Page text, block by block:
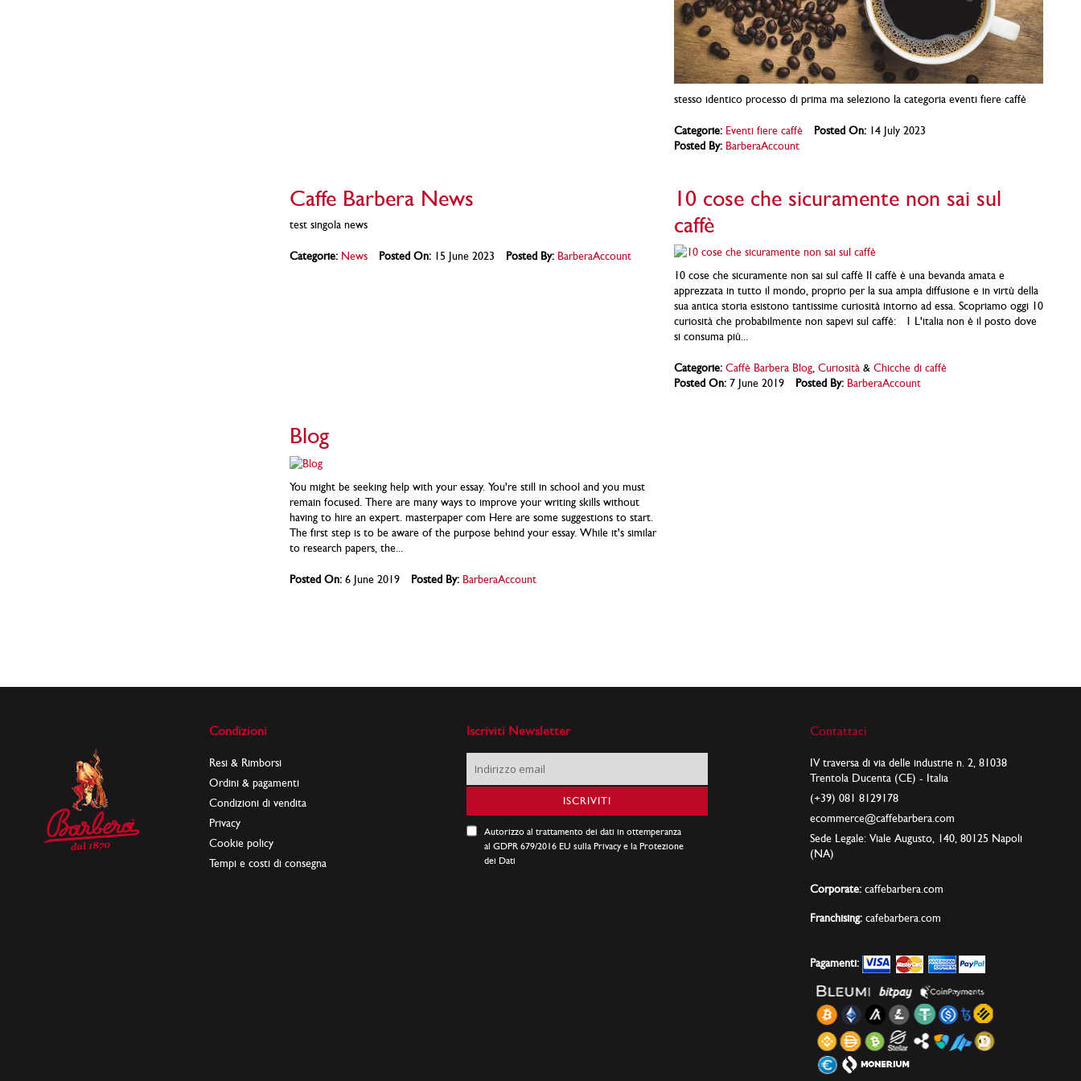
stesso identico processo di prima ma seleziono la categoria eventi fiere caffè
Categorie: Eventi fiere caffè Posted On:14 July 2023
Posted By: BarberaAccount
Caffe Barbera News
test singola news
Categorie: News Posted On:15 June 2023 Posted By: BarberaAccount
10 cose che sicuramente non sai sul
caffè
10 cose che sicuramente non sai sul caffè Il caffè è una bevanda amata e
apprezzata in tutto il mondo, proprio per la sua ampia diffusione e in virtù della
sua antica storia esistono tantissime curiosità intorno ad essa. Scopriamo oggi 10
curiosità che probabilmente non sapevi sul caffè: 1 L'italia non è il posto dove
si consuma più...
Categorie: Caffè Barbera Blog, Curiosità& Chicche di caffè
Posted On:7 June 2019 Posted By: BarberaAccount
Blog
You might be seeking help with your essay. You're still in school and you must
remain focused. There are many ways to improve your writing skills without
having to hire an expert. masterpaper com Here are some suggestions to start.
The first step is to be aware of the purpose behind your essay. While it's similar
to research papers, the...
Posted On:6 June 2019 Posted By: BarberaAccount
Condizioni
Resi & Rimborsi
Ordini & pagamenti
Condizioni di vendita
Privacy
Cookie policy
Tempi e costi di consegna
Iscriviti Newsletter
Iscriviti
alla
ISCRIVITI
Autorizzo al trattamento dei dati in ottemperanza
al GDPR 679/2016 EU sulla Privacy e la Protezione
dei Dati
Contattaci
IV traversa di via delle industrie n. 2, 81038
Trentola Ducenta (CE) - Italia
(+39) 081 8129178
ecommerce@caffebarbera.com
Sede Legale: Viale Augusto, 140, 80125 Napoli
(NA)
Corporate: caffebarbera.com
Franchising: cafebarbera.com
Pagamenti: